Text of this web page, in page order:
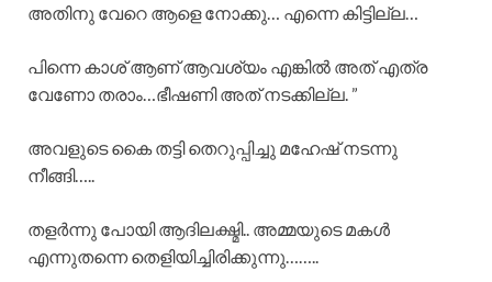
അതിനു വേറെ ആളെ നോക്കു… എന്നെ കിട്ടില്ല…
പിന്നെ കാശ് ആണ് ആവശ്യം എങ്കിൽ അത് എത്ര
വേണോ തരാം…ഭീഷണി അത് നടക്കില്ല. ”
അവളുടെ കൈ തട്ടി തെറുപ്പിച്ചു മഹേഷ്‌ നടന്നു
നീങ്ങി…..
തളർന്നു പോയി ആദിലക്ഷ്മി.. അമ്മയുടെ മകൾ
എന്നുതന്നെ തെളിയിച്ചിരിക്കുന്നു……..